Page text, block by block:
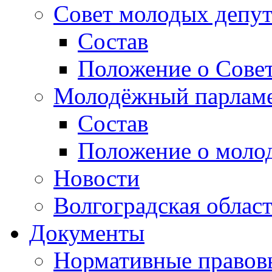
Совет молодых
Состав
Положение о
Молодёжный
Состав
Положение о
Новости
Волгоградская
Документы
Нормативные